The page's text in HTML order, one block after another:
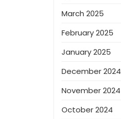
March 2025
February 2025
January 2025
December 2024
November 2024
October 2024